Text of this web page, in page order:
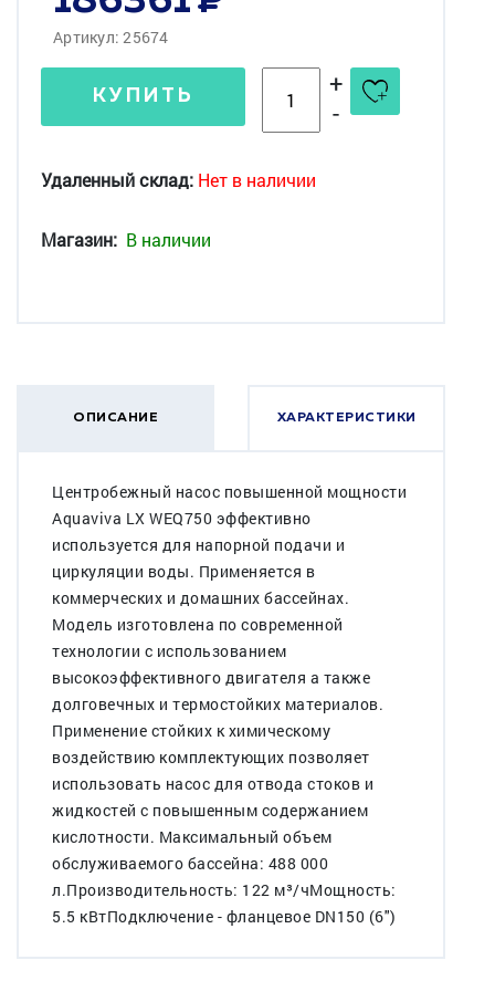
Артикул: 25674
КУПИТЬ
+
-
Удаленный склад: Нет в наличии
Магазин: В наличии
ОПИСАНИЕ ХАРАКТЕРИСТИКИ
Центробежный насос повышенной мощности
Aquaviva LX WEQ750 эффективно
используется для напорной подачи и
циркуляции воды. Применяется в
коммерческих и домашних бассейнах.
Модель изготовлена по современной
технологии с использованием
высокоэффективного двигателя а также
долговечных и термостойких материалов.
Применение стойких к химическому
воздействию комплектующих позволяет
использовать насос для отвода стоков и
жидкостей с повышенным содержанием
кислотности. Максимальный объем
обслуживаемого бассейна: 488 000
л.Производительность: 122 м³/чМощность:
5.5 кВтПодключение - фланцевое DN150 (6")